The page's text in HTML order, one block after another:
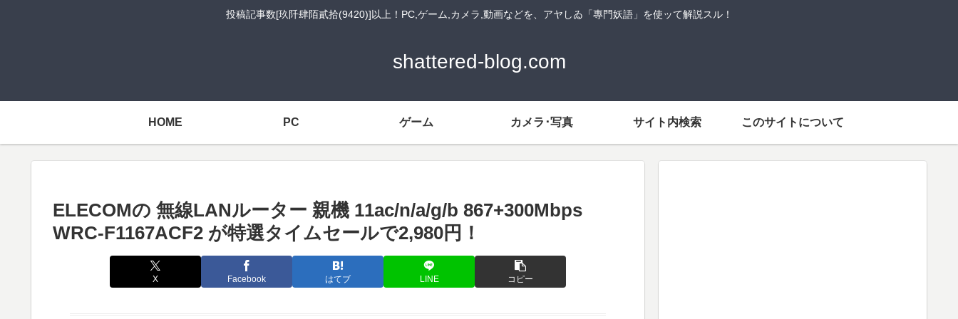
投稿記事数[玖阡肆陌貳拾(9420)]以上！PC,ゲーム,カメラ,動画などを、アヤしゐ「專門妖語」を使ッて解説スル！
shattered-blog.com
HOME PC ゲーム カメラ･写真 サイト内検索 このサイトについて
ELECOMの 無線LANルーター 親機 11ac/n/a/g/b 867+300Mbps
WRC-F1167ACF2 が特選タイムセールで2,980円！
X Facebook はてブ LINE コピー